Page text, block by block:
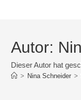
Autor:
Dieser Autor hat
> Nina Schneider >